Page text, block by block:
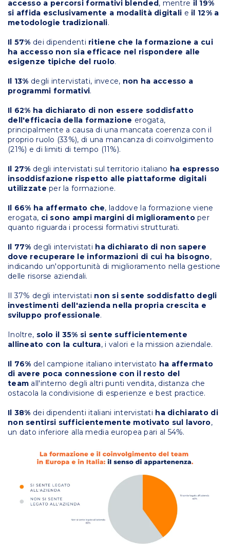
accesso a percorsi formativi blended, mentre il 19%
si affida esclusivamente a modalità digitali e il 12% a
metodologie tradizionali.
Il 57% dei dipendenti ritiene che la formazione a cui
ha accesso non sia efficace nel rispondere alle
esigenze tipiche del ruolo.
Il 13% degli intervistati, invece, non ha accesso a
programmi formativi.
Il 62% ha dichiarato di non essere soddisfatto
dell'efficacia della formazione erogata,
principalmente a causa di una mancata coerenza con il
proprio ruolo (33%), di una mancanza di coinvolgimento
(21%) e di limiti di tempo (11%).
Il 27% degli intervistati sul territorio italiano ha espresso
insoddisfazione rispetto alle piattaforme digitali
utilizzateper la formazione.
Il 66% ha affermato che, laddove la formazione viene
erogata, ci sono ampi margini di miglioramentoper
quanto riguarda i processi formativi strutturati.
Il 77% degli intervistati ha dichiarato di non sapere
dove recuperare le informazioni di cui ha bisogno,
indicando un'opportunità di miglioramento nella gestione
delle risorse aziendali.
Il 37% degli intervistati non si sente soddisfatto degli
investimenti dell'azienda nella propria crescita e
sviluppo professionale.
Inoltre, solo il 35% si sente sufficientemente
allineato con la cultura, i valori e la mission aziendale.
Il 76% del campione italiano intervistato ha affermato
di avere poca connessione con il resto del
team all'interno degli altri punti vendita, distanza che
ostacola la condivisione di esperienze e best practice.
Il 38% dei dipendenti italiani intervistati ha dichiarato di
non sentirsi sufficientemente motivato sul lavoro,
un dato inferiore alla media europea pari al 54%.